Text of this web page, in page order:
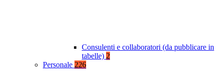
Consulenti e collaboratori (da pubblicare in
tabelle) 2
Personale 226